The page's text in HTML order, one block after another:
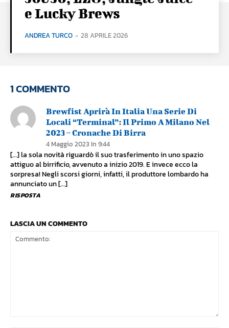
e Lucky Brews
ANDREA TURCO - 28 APRILE 2026
1 COMMENTO
Brewfist Aprirà In Italia Una Serie Di
Locali “Terminal”: Il Primo A Milano Nel
2023 – Cronache Di Birra
4 Maggio 2023 In 9:44
[…] la sola novità riguardò il suo trasferimento in uno spazio
attiguo al birrificio, avvenuto a inizio 2019. E invece ecco la
sorpresa! Negli scorsi giorni, infatti, il produttore lombardo ha
annunciato un […]
RISPOSTA
LASCIA UN COMMENTO